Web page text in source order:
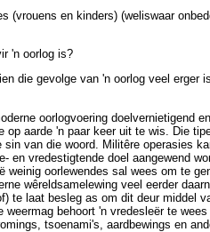
(vrouens en kinders) (weliswaar
'n oorlog is?
die gevolge van 'n oorlog veel erger
oorlogvoering doelvernietigend
aarde 'n paar keer uit te wis. Die
van die woord. Militêre operasies
en vredestigtende doel aangewend
weinig oorlewendes sal wees om te
wêreldsamelewing veel eerder
te laat besleg as om dit deur middel
behoort 'n vredesleër te wees
tsoenami's, aardbewings en